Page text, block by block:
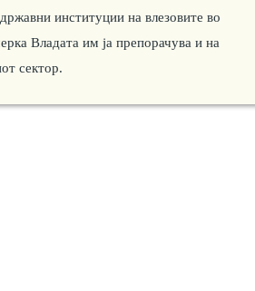
институции на влезовите во
Владата им ја препорачува и на
сектор.